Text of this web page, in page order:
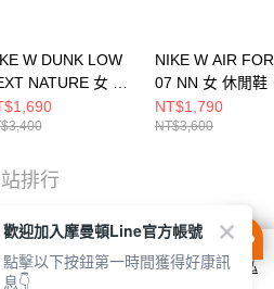
W DUNK LOW
NATURE 女 休
白 DD1873108
NIKE W AIR
07 NN 女 休閒鞋
FZ6768100
NT$1,790
NT$3,600
排行
站使用 cookie 方式之詳情，及若您不希
電腦的 cookie 設定，請參閱本網站「
隱私
本網站即表示您同意本公司得按本網站使
歡迎加入摩曼頓Line官方帳號
點擊以下按鈕第一時間獲得好康訊
息👇